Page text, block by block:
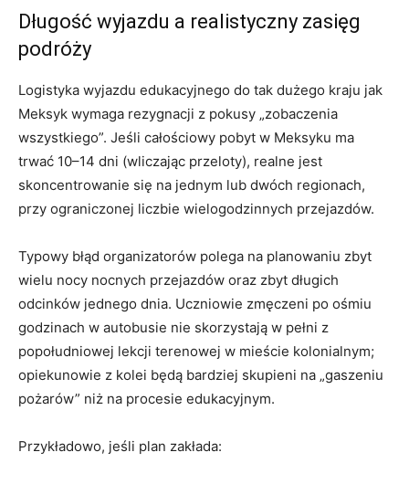
Długość wyjazdu a realistyczny zasięg
podróży
Logistyka wyjazdu edukacyjnego do tak dużego kraju jak
Meksyk wymaga rezygnacji z pokusy „zobaczenia
wszystkiego”. Jeśli całościowy pobyt w Meksyku ma
trwać 10–14 dni (wliczając przeloty), realne jest
skoncentrowanie się na jednym lub dwóch regionach,
przy ograniczonej liczbie wielogodzinnych przejazdów.
Typowy błąd organizatorów polega na planowaniu zbyt
wielu nocy nocnych przejazdów oraz zbyt długich
odcinków jednego dnia. Uczniowie zmęczeni po ośmiu
godzinach w autobusie nie skorzystają w pełni z
popołudniowej lekcji terenowej w mieście kolonialnym;
opiekunowie z kolei będą bardziej skupieni na „gaszeniu
pożarów” niż na procesie edukacyjnym.
Przykładowo, jeśli plan zakłada: